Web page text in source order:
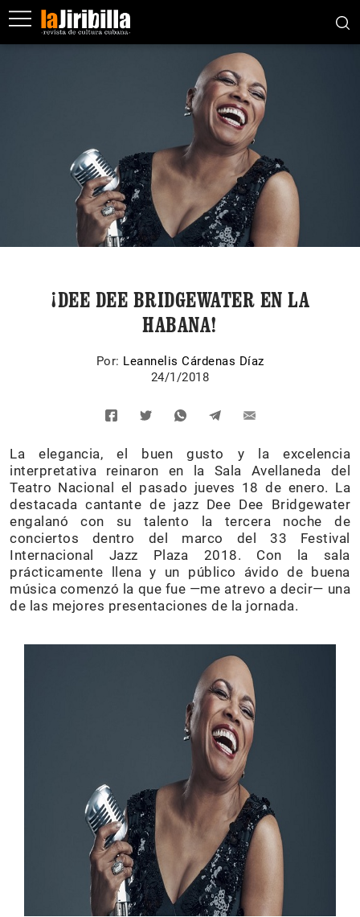
¡DEE DEE BRIDGEWATER EN LA
HABANA!
Por: Leannelis Cárdenas Díaz
24/1/2018
La elegancia, el buen gusto y la excelencia
interpretativa reinaron en la Sala Avellaneda del
Teatro Nacional el pasado jueves 18 de enero. La
destacada cantante de jazz Dee Dee Bridgewater
engalanó con su talento la tercera noche de
conciertos dentro del marco del 33 Festival
Internacional Jazz Plaza 2018. Con la sala
prácticamente llena y un público ávido de buena
música comenzó la que fue —me atrevo a decir— una
de las mejores presentaciones de la jornada.